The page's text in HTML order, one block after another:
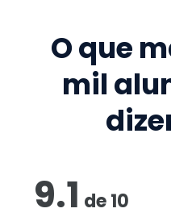
O que
mil
9.1 de10